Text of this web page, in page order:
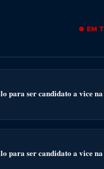
● EM
para ser candidato a vice na
para ser candidato a vice na